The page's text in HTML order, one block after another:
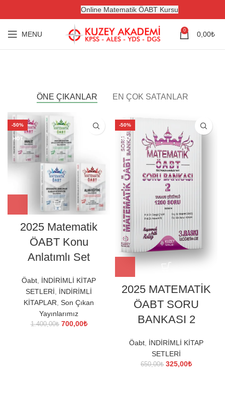
Online Matematik ÖABT Kursu
MENU 0 0,00₺
ÖNE ÇIKANLAR EN ÇOK SATANLAR
-50%
HOT
2025 Matematik
ÖABT Konu
Anlatımlı Set
Öabt İNDİRİMLİ KİTAP
SETLERİ
İNDİRİMLİ
KİTAPLAR Son Çıkan
Yayınlarımız
1.400,00₺ Orijinal
700,00₺Şu
-50%
HOT
2025 MATEMATİK
ÖABT SORU
BANKASI 2
Öabt İNDİRİMLİ KİTAP
SETLERİ
650,00₺ Orijinal
325,00₺Şu